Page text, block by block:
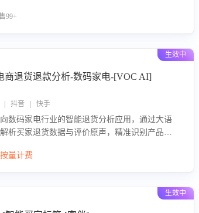
99+
生效中
商退货退款分析-数码家电-[VOC AI]
| 抖音 | 快手
数码家电行业的智能退货分析应用，通过大语
析买家退货数据与评价原声，精准识别产品质
过挖掘用户痛点驱动产品迭代，从根本上降低
量计费
生效中